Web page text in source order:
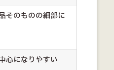
そのものの細部に
心になりやすい